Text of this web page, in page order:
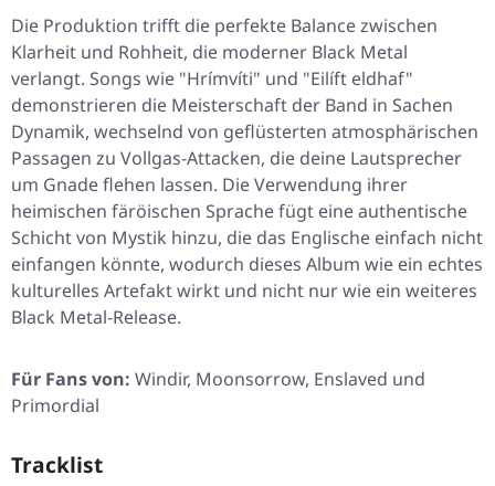
Die Produktion trifft die perfekte Balance zwischen
Klarheit und Rohheit, die moderner Black Metal
verlangt. Songs wie "Hrímvíti" und "Eilíft eldhaf"
demonstrieren die Meisterschaft der Band in Sachen
Dynamik, wechselnd von geflüsterten atmosphärischen
Passagen zu Vollgas-Attacken, die deine Lautsprecher
um Gnade flehen lassen. Die Verwendung ihrer
heimischen färöischen Sprache fügt eine authentische
Schicht von Mystik hinzu, die das Englische einfach nicht
einfangen könnte, wodurch dieses Album wie ein echtes
kulturelles Artefakt wirkt und nicht nur wie ein weiteres
Black Metal-Release.
Für Fans von: Windir, Moonsorrow, Enslaved und
Primordial
Tracklist